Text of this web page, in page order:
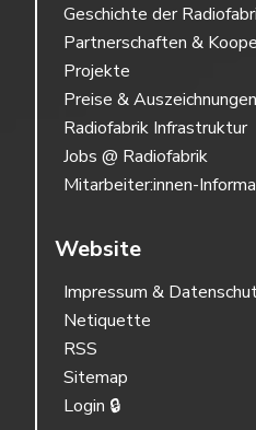
Geschichte der
Partnerschaften &
Projekte
Preise & Auszeichnungen
Radiofabrik Infrastruktur
Jobs @ Radiofabrik
Mitarbeiter:innen-
Website
Impressum &
Netiquette
RSS
Sitemap
Login 🔒